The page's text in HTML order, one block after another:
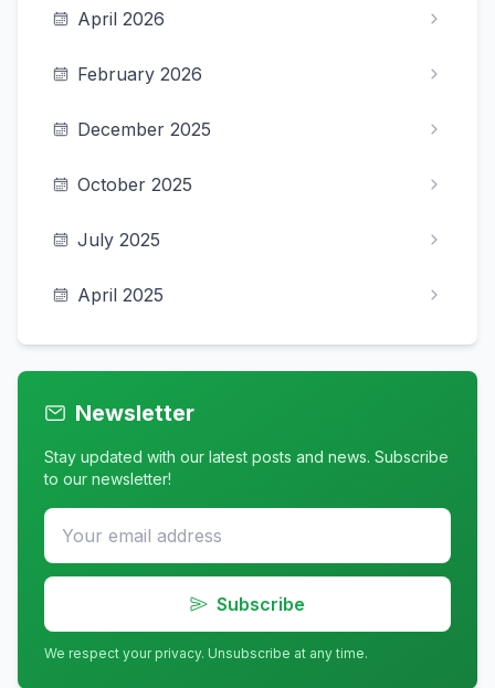
April 2026
February 2026
December 2025
October 2025
July 2025
April 2025
Newsletter
Stay updated with our latest posts and news. Subscribe
to our newsletter!
Subscribe
We respect your privacy. Unsubscribe at any time.